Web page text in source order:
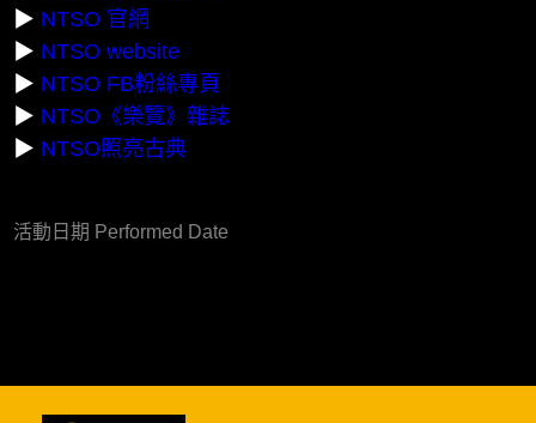
▶ NTSO 官網
▶ NTSO website
▶ NTSO FB粉絲專頁
▶ NTSO《樂覽》雜誌
▶ NTSO照亮古典
活動日期 Performed Date